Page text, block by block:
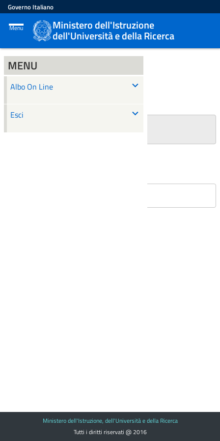
Governo Italiano
Menu Ministero dell'Istruzione
dell'Università e della Ricerca
MENU
Albo On Line
Esci
ALBO ON LINE
Ricerca
Ministero dell'Istruzione, dell'Università e della Ricerca
Tutti i diritti riservati @ 2016